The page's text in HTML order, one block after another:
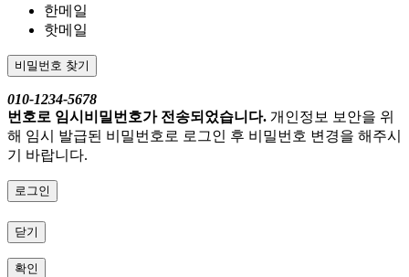
한메일
핫메일
비밀번호 찾기
010-1234-5678
번호로 임시비밀번호가 전송되었습니다. 개인정보 보안을 위
해 임시 발급된 비밀번호로 로그인 후 비밀번호 변경을 해주시
기 바랍니다.
로그인
닫기
확인